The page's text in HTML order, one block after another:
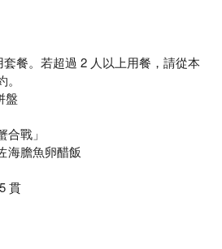
餐。若超過 2 人以上用餐，請從本
盤
戰」
海膽魚卵醋飯
貫